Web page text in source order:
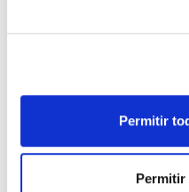
Permitir
Permitir